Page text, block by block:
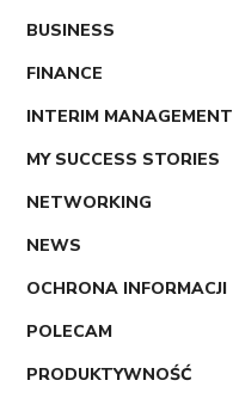
BUSINESS
FINANCE
INTERIM MANAGEMENT
MY SUCCESS STORIES
NETWORKING
NEWS
OCHRONA INFORMACJI
POLECAM
PRODUKTYWNOŚĆ